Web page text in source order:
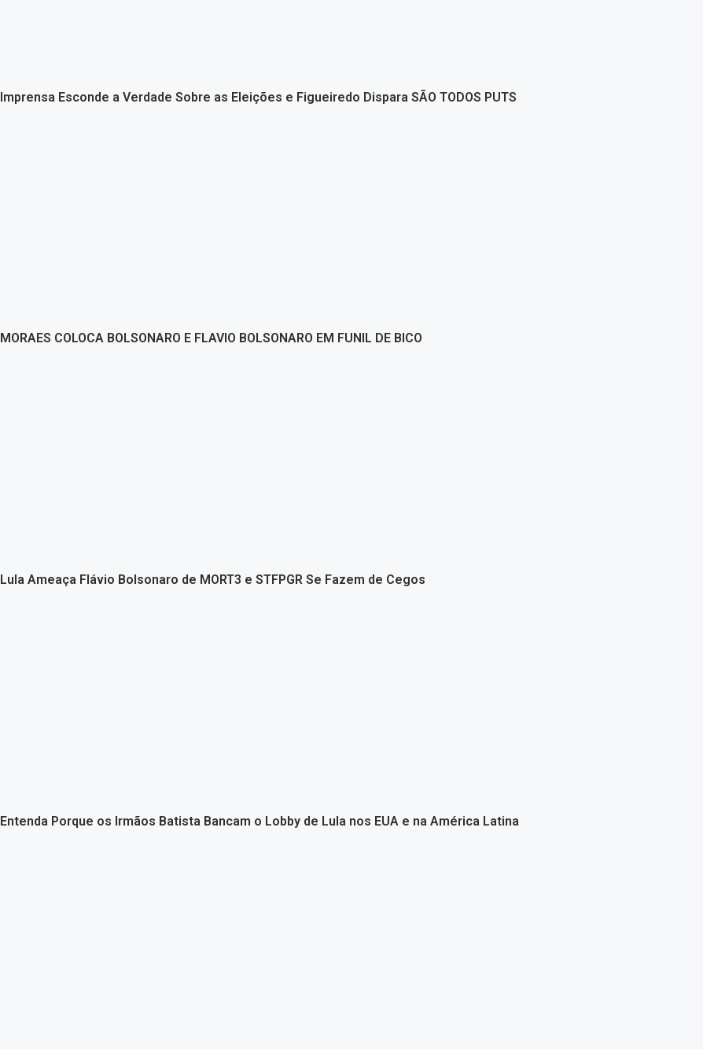
Imprensa Esconde a Verdade Sobre as Eleições e Figueiredo Dispara SÃO TODOS PUTS
MORAES COLOCA BOLSONARO E FLAVIO BOLSONARO EM FUNIL DE BICO
Lula Ameaça Flávio Bolsonaro de MORT3 e STFPGR Se Fazem de Cegos
Entenda Porque os Irmãos Batista Bancam o Lobby de Lula nos EUA e na América Latina